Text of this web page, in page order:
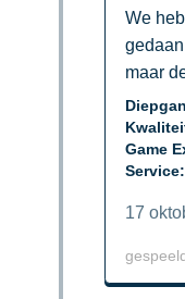
We
maar
Game
Service:
17